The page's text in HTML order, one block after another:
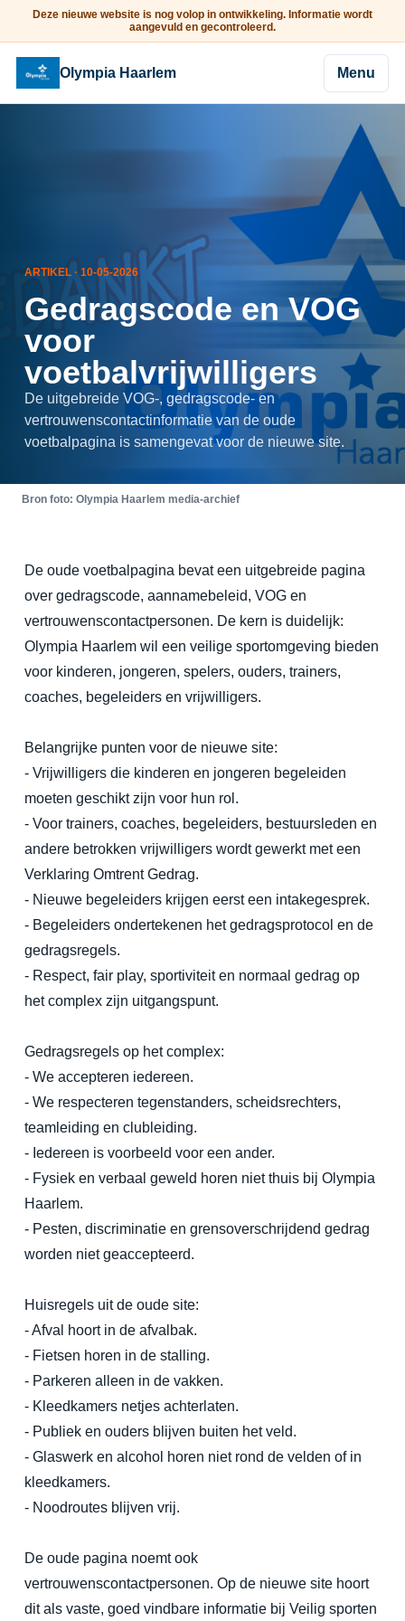
Deze nieuwe website is nog volop in ontwikkeling. Informatie wordt
aangevuld en gecontroleerd.
Olympia Haarlem Menu
ARTIKEL · 10-05-2026
Gedragscode en VOG
voor
voetbalvrijwilligers
De uitgebreide VOG-, gedragscode- en
vertrouwenscontactinformatie van de oude
voetbalpagina is samengevat voor de nieuwe site.
Bron foto: Olympia Haarlem media-archief
De oude voetbalpagina bevat een uitgebreide pagina
over gedragscode, aannamebeleid, VOG en
vertrouwenscontactpersonen. De kern is duidelijk:
Olympia Haarlem wil een veilige sportomgeving bieden
voor kinderen, jongeren, spelers, ouders, trainers,
coaches, begeleiders en vrijwilligers.
Belangrijke punten voor de nieuwe site:
- Vrijwilligers die kinderen en jongeren begeleiden
moeten geschikt zijn voor hun rol.
- Voor trainers, coaches, begeleiders, bestuursleden en
andere betrokken vrijwilligers wordt gewerkt met een
Verklaring Omtrent Gedrag.
- Nieuwe begeleiders krijgen eerst een intakegesprek.
- Begeleiders ondertekenen het gedragsprotocol en de
gedragsregels.
- Respect, fair play, sportiviteit en normaal gedrag op
het complex zijn uitgangspunt.
Gedragsregels op het complex:
- We accepteren iedereen.
- We respecteren tegenstanders, scheidsrechters,
teamleiding en clubleiding.
- Iedereen is voorbeeld voor een ander.
- Fysiek en verbaal geweld horen niet thuis bij Olympia
Haarlem.
- Pesten, discriminatie en grensoverschrijdend gedrag
worden niet geaccepteerd.
Huisregels uit de oude site:
- Afval hoort in de afvalbak.
- Fietsen horen in de stalling.
- Parkeren alleen in de vakken.
- Kleedkamers netjes achterlaten.
- Publiek en ouders blijven buiten het veld.
- Glaswerk en alcohol horen niet rond de velden of in
kleedkamers.
- Noodroutes blijven vrij.
De oude pagina noemt ook
vertrouwenscontactpersonen. Op de nieuwe site hoort
dit als vaste, goed vindbare informatie bij Veilig sporten